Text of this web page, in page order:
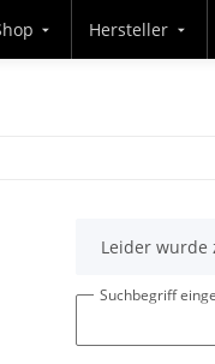
Hersteller
xLeider wurde
Suchbegriff